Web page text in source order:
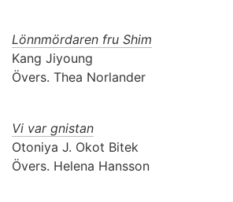
Lönnmördaren fru Shim
Kang Jiyoung
Övers. Thea Norlander
Vi var gnistan
Otoniya J. Okot Bitek
Övers. Helena Hansson